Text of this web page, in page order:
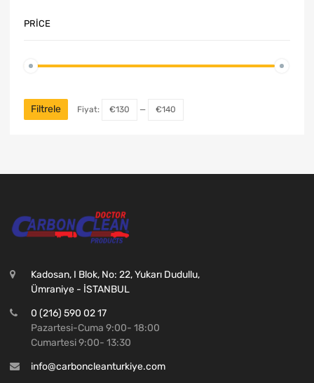
PRICE
Filtrele Fiyat: €130 — €140
Kadosan, I Blok, No: 22, Yukarı Dudullu,
Ümraniye - İSTANBUL
0 (216) 590 02 17
Pazartesi-Cuma 9:00- 18:00
Cumartesi 9:00- 13:30
info@carboncleanturkiye.com